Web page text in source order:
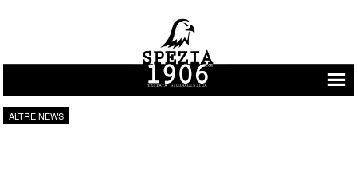
Vai al contenuto
ALTRE NEWS